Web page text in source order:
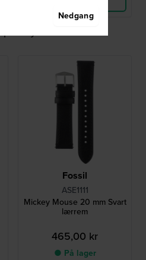
Pay
Fossil
ASE1111
Mickey Mouse 20 mm Svart
lærrem
465,00 kr
● På lager
Nedgang